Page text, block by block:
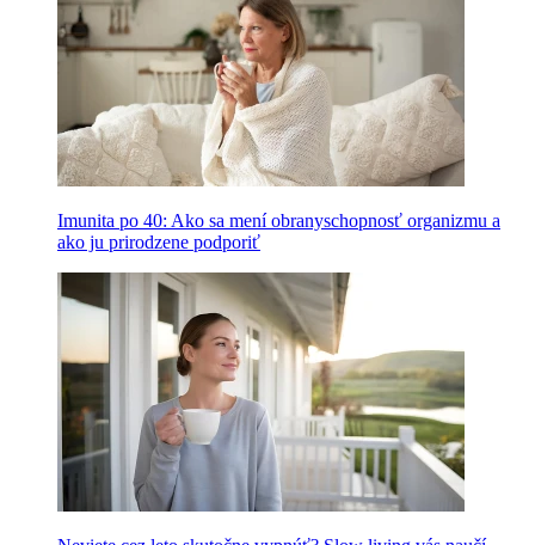
Imunita po 40: Ako sa mení obranyschopnosť organizmu a
ako ju prirodzene podporiť